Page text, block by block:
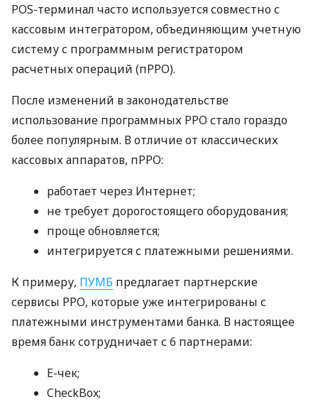
POS-терминал часто используется совместно с
кассовым интегратором, объединяющим учетную
систему с программным регистратором
расчетных операций (пРРО).
После изменений в законодательстве
использование программных РРО стало гораздо
более популярным. В отличие от классических
кассовых аппаратов, пРРО:
работает через Интернет;
не требует дорогостоящего оборудования;
проще обновляется;
интегрируется с платежными решениями.
К примеру, ПУМБ предлагает партнерские
сервисы РРО, которые уже интегрированы с
платежными инструментами банка. В настоящее
время банк сотрудничает с 6 партнерами:
E-чек;
CheckBox;